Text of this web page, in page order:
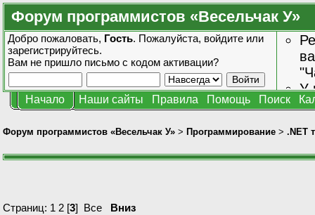
Форум программистов «Весельчак У»
Добро пожаловать, Гость. Пожалуйста, войдите или
зарегистрируйтесь.
Вам не пришло письмо с кодом активации?
У
Начало Наши сайты Правила Помощь Поиск
Форум программистов «Весельчак У» > Программирование > .NET
Страниц: 1 2 [3] Все
Вниз